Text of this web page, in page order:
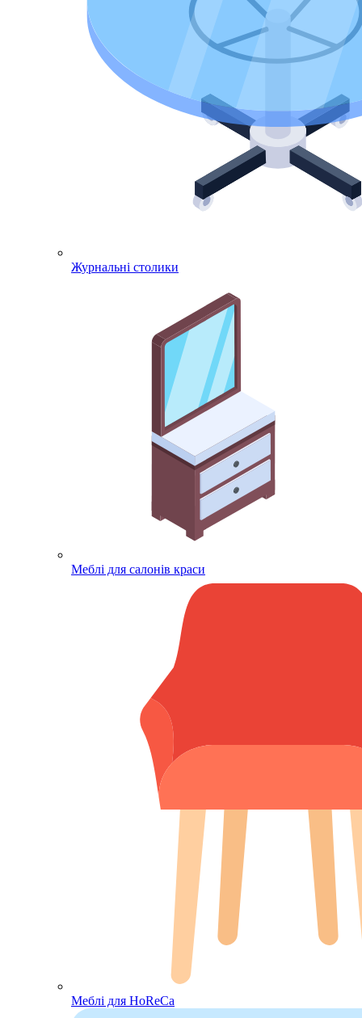
Журнальні столики
Меблі для салонів краси
Меблі для HoReCa